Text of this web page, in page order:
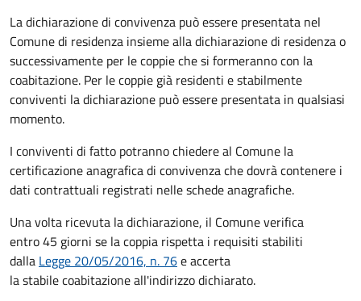
La dichiarazione di convivenza può essere presentata nel
Comune di residenza insieme alla dichiarazione di residenza o
successivamente per le coppie che si formeranno con la
coabitazione. Per le coppie già residenti e stabilmente
conviventi la dichiarazione può essere presentata in qualsiasi
momento.
I conviventi di fatto potranno chiedere al Comune la
certificazione anagrafica di convivenza che dovrà contenere i
dati contrattuali registrati nelle schede anagrafiche.
Una volta ricevuta la dichiarazione, il Comune verifica
entro 45 giorni se la coppia rispetta i requisiti stabiliti
dalla Legge 20/05/2016, n. 76e accerta
la stabile coabitazione all'indirizzo dichiarato.